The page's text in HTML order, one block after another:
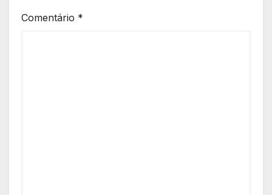
Comentário *